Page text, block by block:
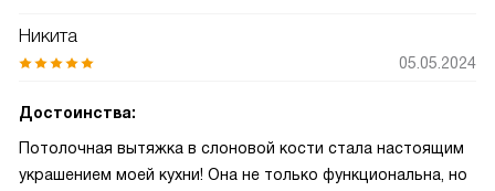
Никита
05.05.2024
Достоинства:
Потолочная вытяжка в слоновой кости стала настоящим
украшением моей кухни! Она не только функциональна, но